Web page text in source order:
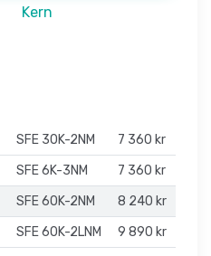
Kern
SFE 30K-2NM
7 360 kr
SFE 6K-3NM
7 360 kr
SFE 60K-2NM
8 240 kr
SFE 60K-2LNM 9 890 kr